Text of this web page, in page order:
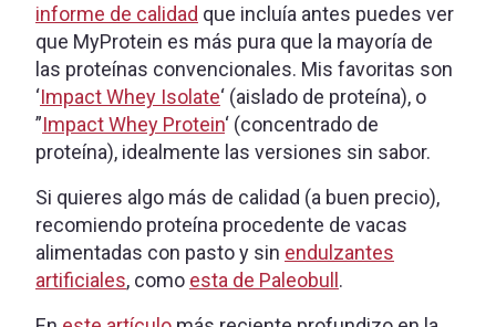
informe de calidad que incluía antes puedes ver
que MyProtein es más pura que la mayoría de
las proteínas convencionales. Mis favoritas son
‘Impact Whey Isolate‘ (aislado de proteína), o
”Impact Whey Protein‘ (concentrado de
proteína), idealmente las versiones sin sabor.
Si quieres algo más de calidad (a buen precio),
recomiendo proteína procedente de vacas
alimentadas con pasto y sin endulzantes
artificiales, como esta de Paleobull .